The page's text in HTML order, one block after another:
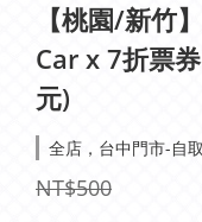
【桃園/新竹
Car x 7折票
元)
全店，台中門市-自
NT$500